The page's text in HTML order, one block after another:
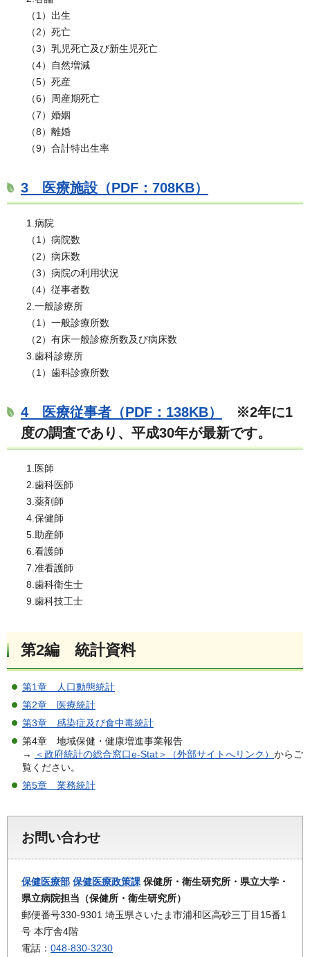
（1）出生
（2）死亡
（3）乳児死亡及び新生児死亡
（4）自然増減
（5）死産
（6）周産期死亡
（7）婚姻
（8）離婚
（9）合計特出生率
3 医療施設（PDF：708KB）
1.病院
（1）病院数
（2）病床数
（3）病院の利用状況
（4）従事者数
2.一般診療所
（1）一般診療所数
（2）有床一般診療所数及び病床数
3.歯科診療所
（1）歯科診療所数
4 医療従事者（PDF：138KB）
※2年に1
度の調査であり、平成30年が最新です。
1.医師
2.歯科医師
3.薬剤師
4.保健師
5.助産師
6.看護師
7.准看護師
8.歯科衛生士
9.歯科技工士
第2編 統計資料
第1章 人口動態統計
第2章 医療統計
第3章 感染症及び食中毒統計
第4章 地域保健・健康増進事業報告
→
＜政府統計の総合窓口e-Stat＞（外部サイトへリンク） からご
覧ください。
第5章 業務統計
お問い合わせ
保健医療部 保健医療政策課 保健所・衛生研究所・県立大学・
県立病院担当（保健所・衛生研究所）
郵便番号330-9301 埼玉県さいたま市浦和区高砂三丁目15番1
号 本庁舎4階
電話： 048-830-3230